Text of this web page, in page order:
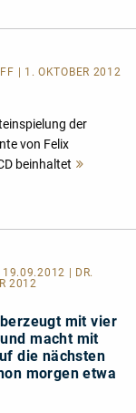
| 1. OKTOBER 2012
der
von Felix
beinhaltet
19.09.2012 | DR.
2012
mit vier
macht mit
die nächsten
morgen etwa